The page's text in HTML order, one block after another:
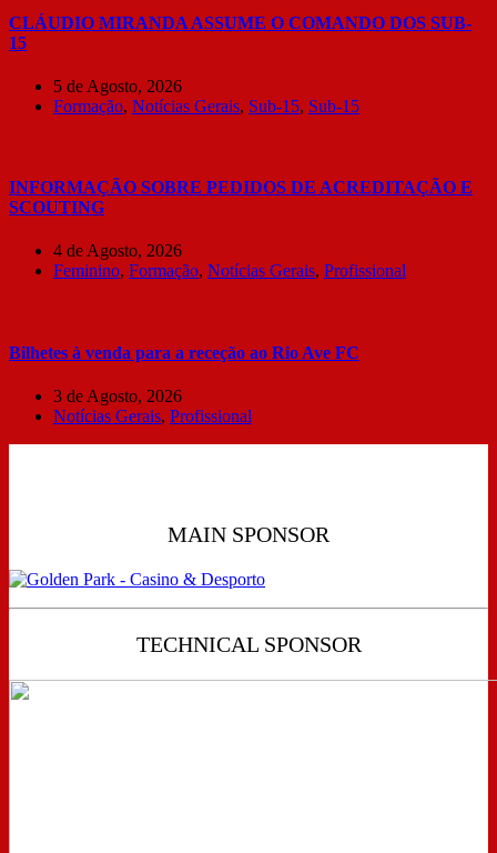
CLÁUDIO MIRANDA ASSUME O COMANDO DOS SUB-
15
5 de Agosto, 2026
Formação, Notícias Gerais, Sub-15, Sub-15
INFORMAÇÃO SOBRE PEDIDOS DE ACREDITAÇÃO E
SCOUTING
4 de Agosto, 2026
Feminino, Formação, Notícias Gerais, Profissional
Bilhetes à venda para a receção ao Rio Ave FC
3 de Agosto, 2026
Notícias Gerais, Profissional
MAIN SPONSOR
TECHNICAL SPONSOR